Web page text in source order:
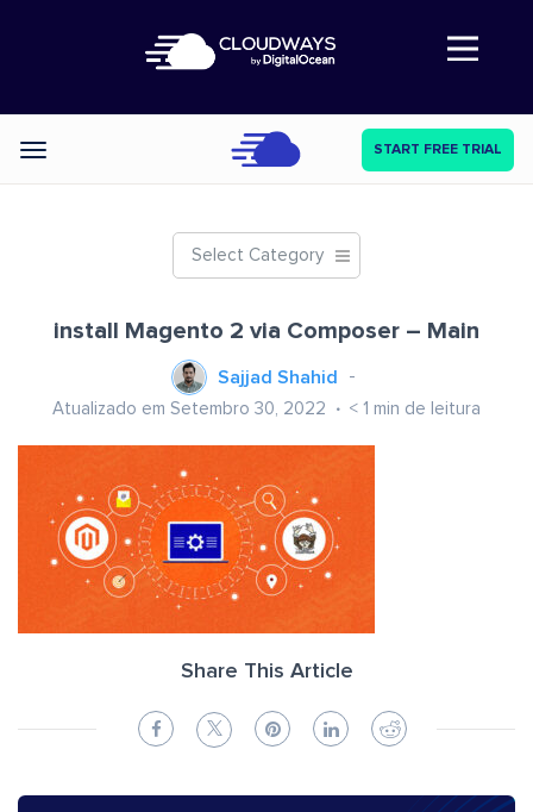
Abre a navegação
Categories START FREE TRIAL
Select Category
install Magento 2 via Composer – Main
Sajjad Shahid
Atualizado em Setembro 30, 2022 < 1 min de leitura
Share This Article